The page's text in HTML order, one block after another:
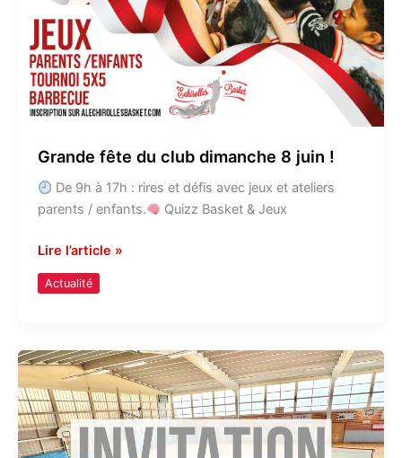
Grande fête du club dimanche 8 juin !
De 9h à 17h : rires et défis avec jeux et ateliers
parents / enfants.
Quizz Basket & Jeux
Lire l’article »
Actualité
Assemblée
générale
2025
–
15